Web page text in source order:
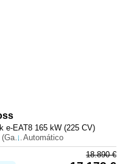
e-EAT8 165 kW (225 CV)
Híbrido (Gasolina)Automático
18.890€